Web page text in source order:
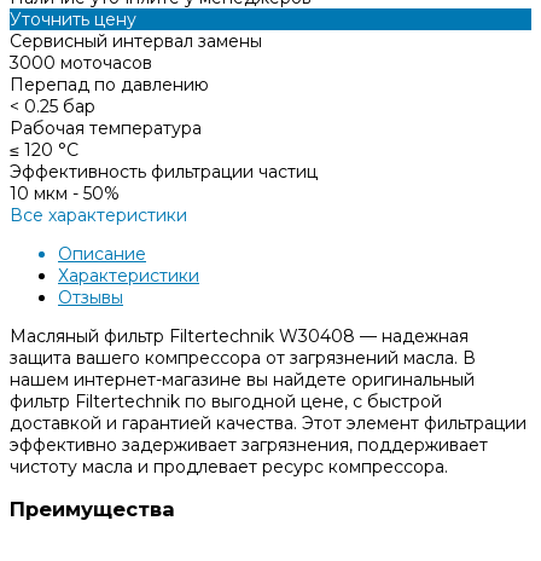
Уточнить цену
Сервисный интервал замены
3000 моточасов
Перепад по давлению
< 0.25 бар
Рабочая температура
≤ 120 °С
Эффективность фильтрации частиц
10 мкм - 50%
Все характеристики
Описание
Характеристики
Отзывы
Масляный фильтр Filtertechnik W30408 — надежная
защита вашего компрессора от загрязнений масла. В
нашем интернет-магазине вы найдете оригинальный
фильтр Filtertechnik по выгодной цене, с быстрой
доставкой и гарантией качества. Этот элемент фильтрации
эффективно задерживает загрязнения, поддерживает
чистоту масла и продлевает ресурс компрессора.
Преимущества